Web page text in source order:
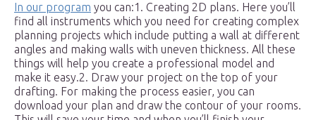
In our program you can:1. Creating 2D plans. Here you’ll
find all instruments which you need for creating complex
planning projects which include putting a wall at different
angles and making walls with uneven thickness. All these
things will help you create a professional model and
make it easy.2. Draw your project on the top of your
drafting. For making the process easier, you can
download your plan and draw the contour of your rooms.